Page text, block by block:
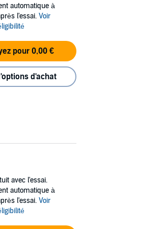
Fafner seinen Bruder
Doch die Götter
Zamperoni, Kirsten
automatique à
l'essai. Voir
pour 0,00 €
d'achat
avec l'essai.
automatique à
l'essai. Voir